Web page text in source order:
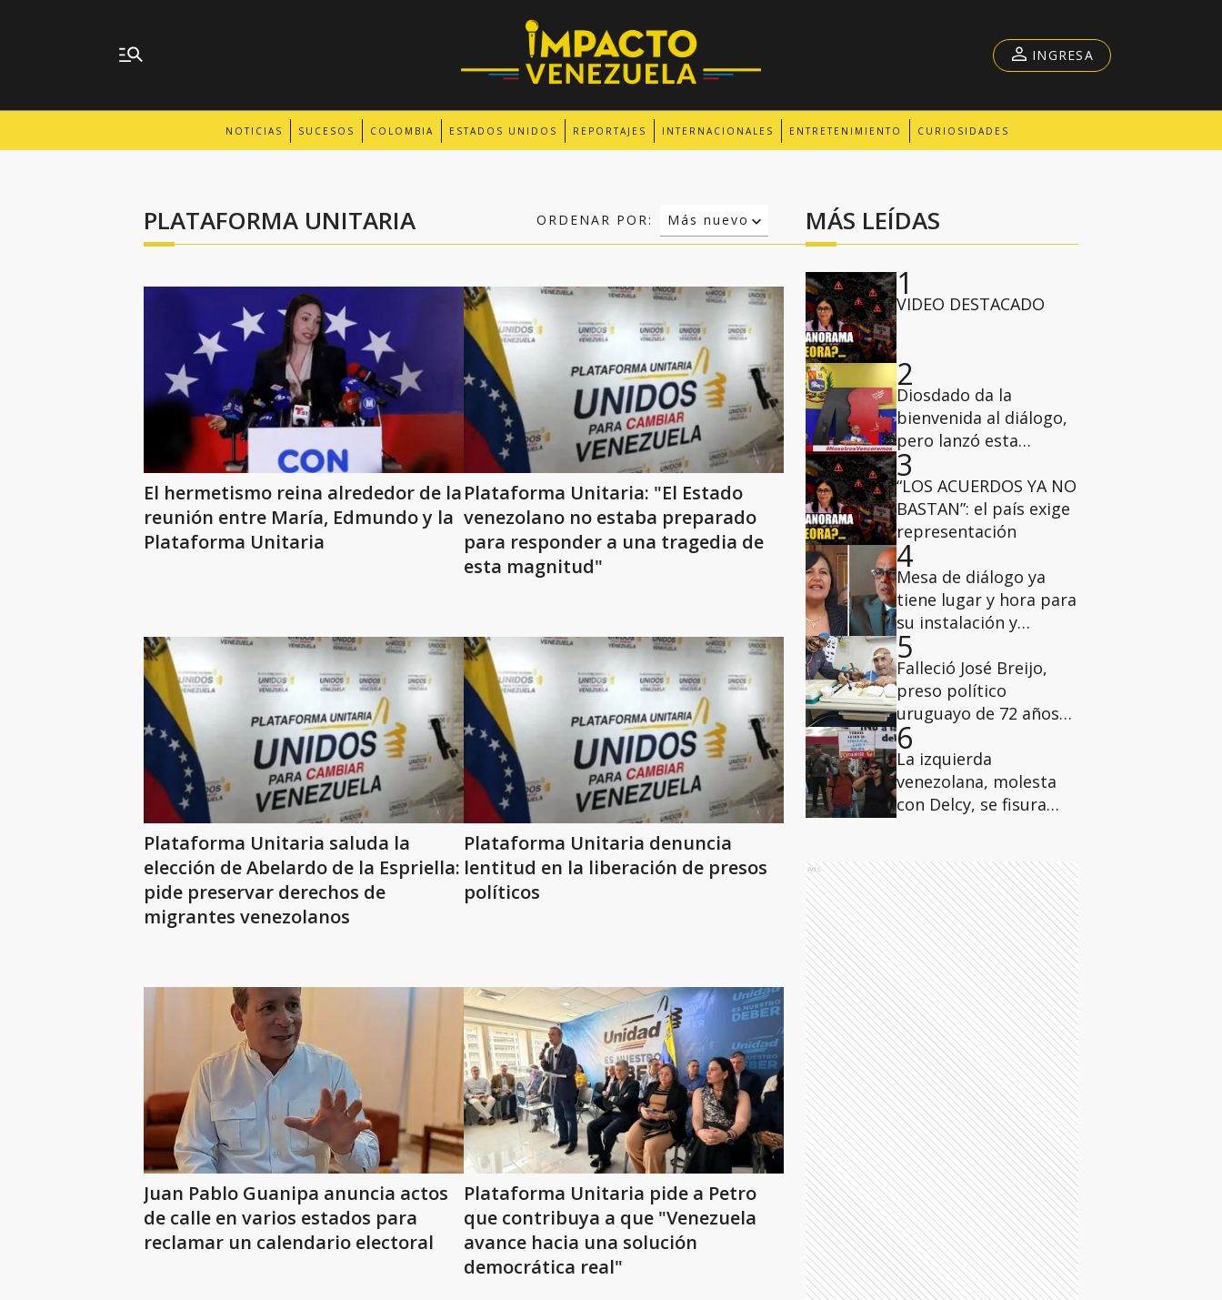
NOTICIAS SUCESOS COLOMBIA ESTADOS UNIDOS REPORTAJES INTERNACIONALES ENTRETENIMIENTO CURIOSIDADES
INGRESA
PLATAFORMA UNITARIA ORDENAR POR:
Más nuevo
Relevancia
El hermetismo reina alrededor de la
reunión entre María, Edmundo y la
Plataforma Unitaria
Plataforma Unitaria: "El Estado
venezolano no estaba preparado
para responder a una tragedia de
esta magnitud"
Plataforma Unitaria saluda la
elección de Abelardo de la Espriella:
pide preservar derechos de
migrantes venezolanos
Plataforma Unitaria denuncia
lentitud en la liberación de presos
políticos
Juan Pablo Guanipa anuncia actos
de calle en varios estados para
reclamar un calendario electoral
Plataforma Unitaria pide a Petro
que contribuya a que "Venezuela
avance hacia una solución
democrática real"
MÁS LEÍDAS
1
VIDEO DESTACADO
2
Diosdado da la
bienvenida al diálogo,
pero lanzó esta
advertencia a los
diputados de la AN del
2015
3
“LOS ACUERDOS YA NO
BASTAN”: el país exige
representación
4
Mesa de diálogo ya
tiene lugar y hora para
su instalación y
deliberaciones
5
Falleció José Breijo,
preso político
uruguayo de 72 años
que tenía casa por
cárcel
6
La izquierda
venezolana, molesta
con Delcy, se fisura
Ads